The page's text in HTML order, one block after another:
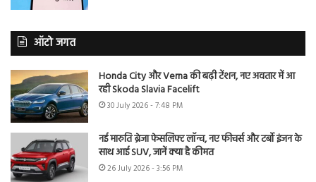
ऑटो जगत
Honda City और Verna की बढ़ी टेंशन, नए अवतार में आ
रही Skoda Slavia Facelift
30 July 2026 - 7:48 PM
नई मारुति ब्रेजा फेसलिफ्ट लॉन्च, नए फीचर्स और टर्बो इंजन के
साथ आई SUV, जानें क्या है कीमत
26 July 2026 - 3:56 PM